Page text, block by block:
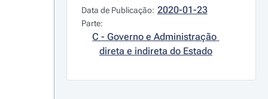
Data de Publicação: 2020-01-23
Parte:
C - Governo e Administração
direta e indireta do Estado